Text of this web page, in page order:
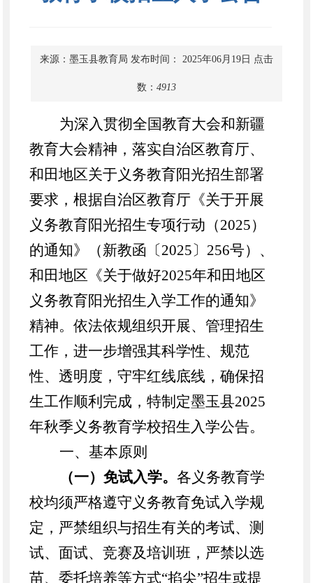
来源：墨玉县教育局 发布时间： 2025年06月19日 点击
数： 4913
为深入贯彻全国教育大会和新疆
教育大会精神，落实自治区教育厅、
和田地区关于义务教育阳光招生部署
要求，根据自治区教育厅《关于开展
义务教育阳光招生专项行动（2025）
的通知》（新教函〔2025〕 256号）、
和田地区《关于做好2025年和田地区
义务教育阳光招生入学工作的通知》
精神。依法依规组织开展、管理招生
工作，进一步增强其科学性、规范
性、透明度，守牢红线底线，确保招
生工作顺利完成，特制定墨玉县2025
年秋季义务教育学校招生入学公告。
一、基本原则
（一）免试入学。各义务教育学
校均须严格遵守义务教育免试入学规
定，严禁组织与招生有关的考试、测
试、面试、竞赛及培训班，严禁以选
苗、委托培养等方式“掐尖”招生或提